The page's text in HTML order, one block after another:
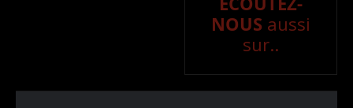
NOUS aussi
sur..